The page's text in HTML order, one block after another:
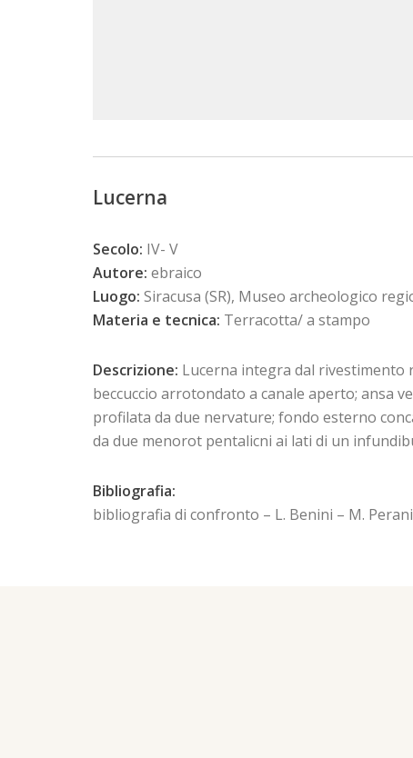
Lucerna
Secolo: IV- V
Autore: ebraico
Luogo: Siracusa (SR), Museo archeologico
Materia e tecnica: Terracotta/ a stampo
Descrizione: Lucerna integra dal rivestimento
beccuccio arrotondato a canale aperto; ansa
profilata da due nervature; fondo esterno
da due menorot pentalicni ai lati di un
Bibliografia:
bibliografia di confronto – L. Benini – M. Perani